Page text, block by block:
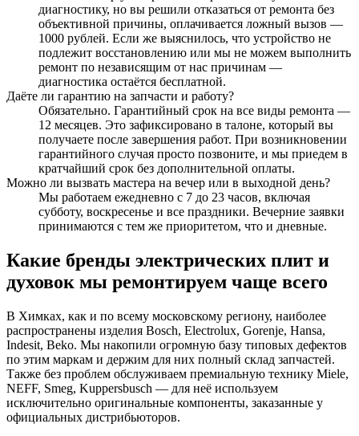
диагностику, но вы решили отказаться от ремонта без
объективной причины, оплачивается ложный вызов —
1000 рублей. Если же выяснилось, что устройство не
подлежит восстановлению или мы не можем выполнить
ремонт по независящим от нас причинам —
диагностика остаётся бесплатной.
Даёте ли гарантию на запчасти и работу?
Обязательно. Гарантийный срок на все виды ремонта —
12 месяцев. Это зафиксировано в талоне, который вы
получаете после завершения работ. При возникновении
гарантийного случая просто позвоните, и мы приедем в
кратчайший срок без дополнительной оплаты.
Можно ли вызвать мастера на вечер или в выходной день?
Мы работаем ежедневно с 7 до 23 часов, включая
субботу, воскресенье и все праздники. Вечерние заявки
принимаются с тем же приоритетом, что и дневные.
Какие бренды электрических плит и
духовок мы ремонтируем чаще всего
В Химках, как и по всему московскому региону, наиболее
распространены изделия Bosch, Electrolux, Gorenje, Hansa,
Indesit, Beko. Мы накопили огромную базу типовых дефектов
по этим маркам и держим для них полный склад запчастей.
Также без проблем обслуживаем премиальную технику Miele,
NEFF, Smeg, Kuppersbusch — для неё используем
исключительно оригинальные компоненты, заказанные у
официальных дистрибьюторов.